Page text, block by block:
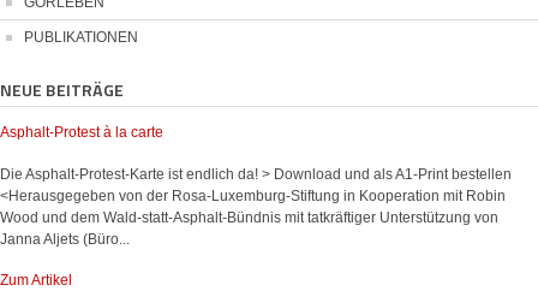
PUBLIKATIONEN
NEUE BEITRÄGE
Asphalt-Protest à la carte
Die Asphalt-Protest-Karte ist endlich da! > Download und als A1-Print bestellen
<Herausgegeben von der Rosa-Luxemburg-Stiftung in Kooperation mit Robin
Wood und dem Wald-statt-Asphalt-Bündnis mit tatkräftiger Unterstützung von
Janna Aljets (Büro...
Zum Artikel